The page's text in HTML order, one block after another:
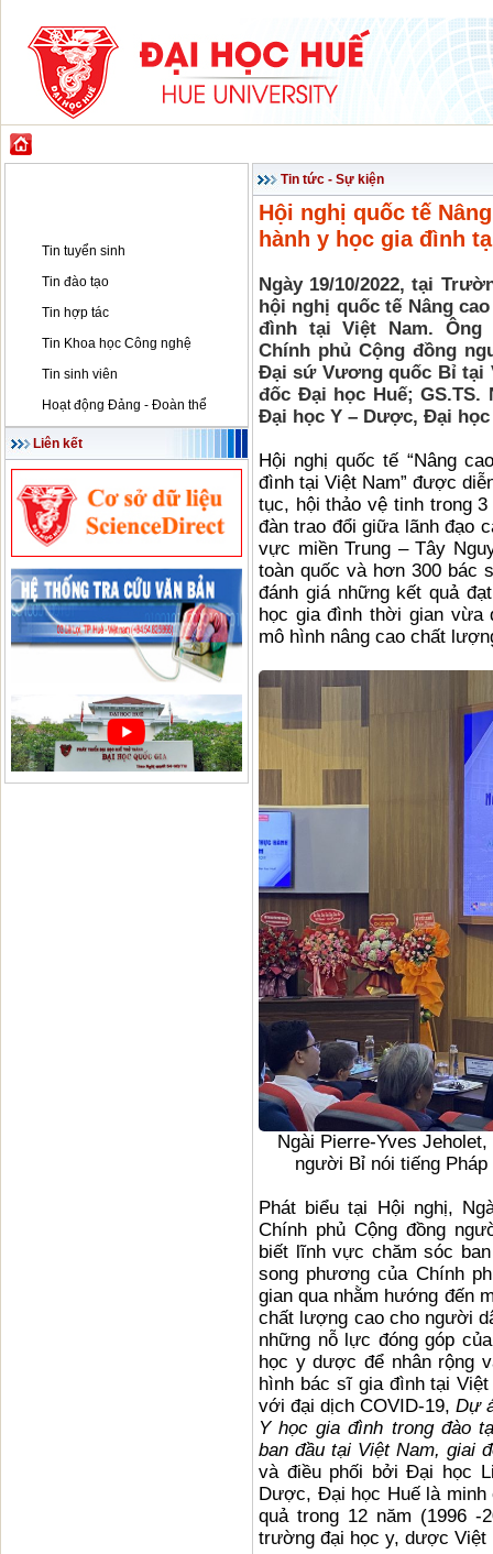
Tin tuyển sinh
Tin đào tạo
Tin hợp tác
Tin Khoa học Công nghệ
Tin sinh viên
Hoạt động Đảng - Đoàn thể
Liên kết
Tin tức - Sự kiện
Hội nghị quốc tế
hành y học gia đình
Ngày 19/10/2022, tại
hội nghị quốc tế Nâng
đình tại Việt Nam. Ông
Chính phủ Cộng đồng
Đại sứ Vương quốc Bỉ tại
đốc Đại học Huế; GS.TS.
Đại học Y – Dược, Đại
Hội nghị quốc tế “Nâng
đình tại Việt Nam” được
tục, hội thảo vệ tinh trong
đàn trao đổi giữa lãnh đạo
vực miền Trung – Tây
toàn quốc và hơn 300 bác
đánh giá những kết quả
học gia đình thời gian vừa
mô hình nâng cao chất
Ngài Pierre-Yves
người Bỉ nói tiếng
Phát biểu tại Hội nghị,
Chính phủ Cộng đồng
biết lĩnh vực chăm sóc
song phương của Chính
gian qua nhằm hướng đến
chất lượng cao cho người
những nỗ lực đóng góp
học y dược để nhân rộng
hình bác sĩ gia đình tại
với đại dịch COVID-19, Dự
Y học gia đình trong đào
ban đầu tại Việt Nam, giai
và điều phối bởi Đại học
Dược, Đại học Huế là
quả trong 12 năm (1996
trường đại học y, dược Việt